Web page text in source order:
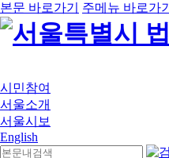
본문 바로가기 주메뉴 바로가기
시민참여
서울소개
서울시보
English